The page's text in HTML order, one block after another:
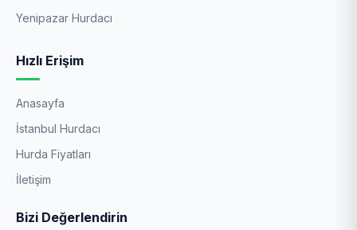
Yenipazar Hurdacı
Hızlı Erişim
Anasayfa
İstanbul Hurdacı
Hurda Fiyatları
İletişim
Bizi Değerlendirin